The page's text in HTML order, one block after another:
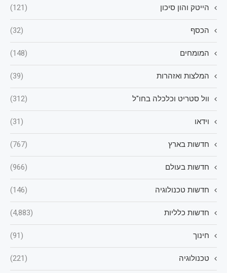
הייטק והון סיכון (121)
הכסף (32)
המומחים (148)
המלצות ואזהרות (39)
וול סטריט וכלכלה בחו"ל (312)
וידאו (31)
חדשות בארץ (767)
חדשות בעולם (966)
חדשות טכנולוגיה (146)
חדשות כלליות (4,883)
חינוך (91)
טכנולוגיה (221)